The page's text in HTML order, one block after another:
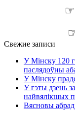
☞
Свежие записи
У Мінску 120
паслядоўны
У Мінску
У гэты дзень
найвялікшых
Вясновы